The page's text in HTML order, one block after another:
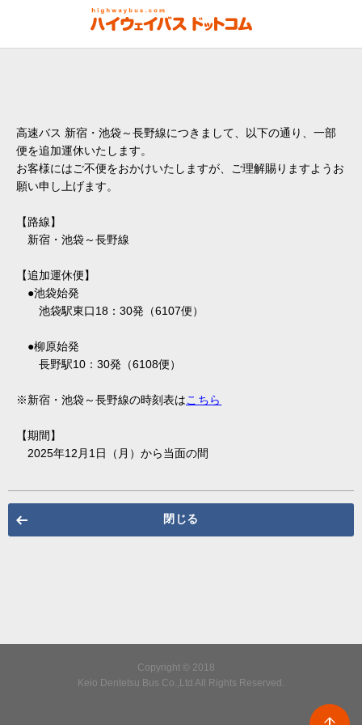
高速バス 新宿・池袋～長野線につきまして、以下の通り、一部
便を追加運休いたします。
お客様にはご不便をおかけいたしますが、ご理解賜りますようお
願い申し上げます。
【路線】
新宿・池袋～長野線
【追加運休便】
●池袋始発
池袋駅東口18：30発（6107便）
●柳原始発
長野駅10：30発（6108便）
※新宿・池袋～長野線の時刻表はこちら
【期間】
2025年12月1日（月）から当面の間
閉じる
Copyright © 2018
Keio Dentetsu Bus Co.,Ltd All Rights Reserved.